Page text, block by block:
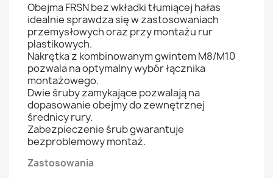
Obejma FRSN bez wkładki tłumiącej hałas
idealnie sprawdza się w zastosowaniach
przemysłowych oraz przy montażu rur
plastikowych.
Nakrętka z kombinowanym gwintem M8/M10
pozwala na optymalny wybór łącznika
montażowego.
Dwie śruby zamykające pozwalają na
dopasowanie obejmy do zewnętrznej
średnicy rury.
Zabezpieczenie śrub gwarantuje
bezproblemowy montaż.
Zastosowania